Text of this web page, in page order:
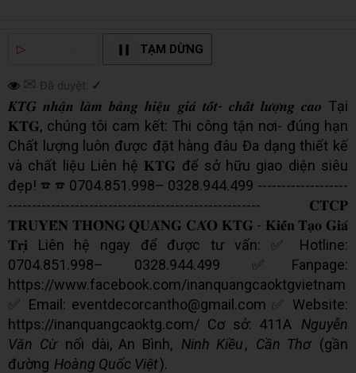
▷ TẠM DỪNG
✉ Đã duyệt: ✓
𝑲𝑻𝑮 𝒏𝒉𝒂̣̂𝒏 𝒍𝒂̀𝒎 𝒃𝒂̉𝒏𝒈 𝒉𝒊𝒆̣̂𝒖 𝒈𝒊𝒂́ 𝒕𝒐̂́𝒕- 𝒄𝒉𝒂̂́𝒕 𝒍𝒖̛𝒐̛̣𝒏𝒈 𝒄𝒂𝒐 Tại
𝐊𝐓𝐆, chúng tôi cam kết: Thi công tận nơi- đúng hạn
Chất lượng luôn được đặt hàng đâu Đa dạng thiết kế
và chất liệu Liên hệ 𝐊𝐓𝐆 để sở hữu giao diện siêu
đẹp! ☎ ☎ 0704.851.998– 0328.944.499 -------------------
----------------------------------------------------- 𝐂𝐓𝐂𝐏
𝐓𝐑𝐔𝐘𝐄̂̀𝐍 𝐓𝐇𝐎̂𝐍𝐆 𝐐𝐔𝐀̉𝐍𝐆 𝐂𝐀́𝐎 𝐊𝐓𝐆 - 𝐊𝐢𝐞̂́𝐧 𝐓𝐚̣𝐨 𝐆𝐢𝐚́
𝐓𝐫𝐢̣ Liên hệ ngay để được tư vấn: ✅ Hotline:
0704.851.998– 0328.944.499 ✅Fanpage:
https://www.facebook.com/inanquangcaoktgvietnam
✅ Email: eventdecorcantho@gmail.com ✅ Website:
https://inanquangcaoktg.com/ Cơ sở: 411A
Nguyễn
Văn Cừ nối dài, An Bình, Ninh Kiều, Cần Thơ (gần
đường Hoàng Quốc Việt).